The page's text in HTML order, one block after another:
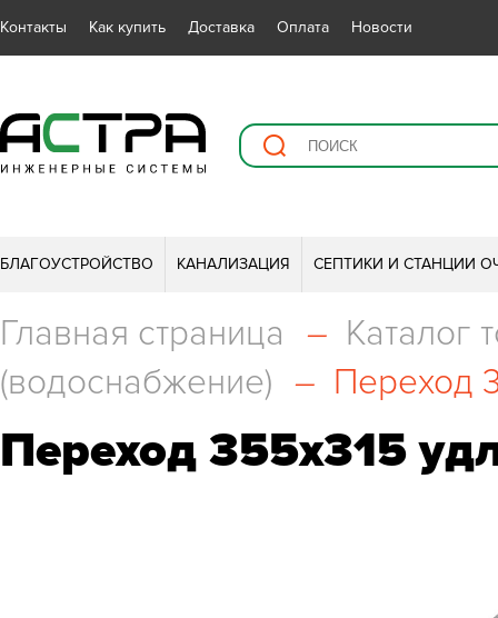
Контакты Как купить Доставка Оплата Новости
БЛАГОУСТРОЙСТВО КАНАЛИЗАЦИЯ СЕПТИКИ И СТАНЦИИ
Главная страница – Каталог
(водоснабжение) – Переход
Переход 355х315